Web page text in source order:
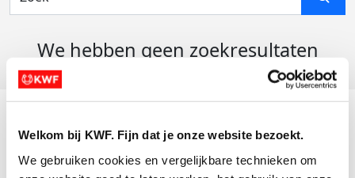
Welkom bij KWF. Fijn dat je onze website bezoekt.
We gebruiken cookies en vergelijkbare technieken om
We hebben geen zoekresultaten
Actiematerialen
Evenementen